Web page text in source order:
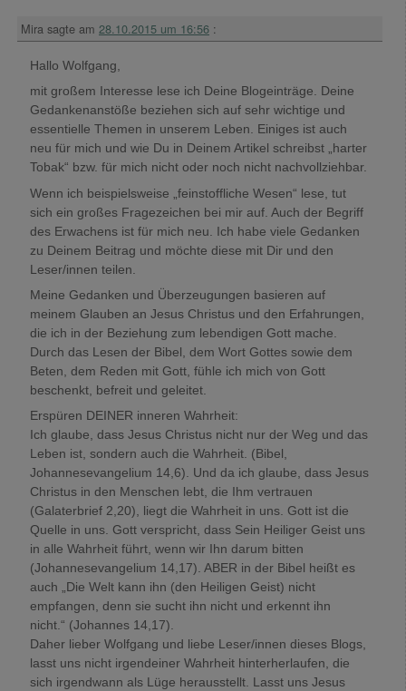
Mira sagte am 28.10.2015 um 16:56 :
Hallo Wolfgang,
mit großem Interesse lese ich Deine Blogeinträge. Deine
Gedankenanstöße beziehen sich auf sehr wichtige und
essentielle Themen in unserem Leben. Einiges ist auch
neu für mich und wie Du in Deinem Artikel schreibst „harter
Tobak“ bzw. für mich nicht oder noch nicht nachvollziehbar.
Wenn ich beispielsweise „feinstoffliche Wesen“ lese, tut
sich ein großes Fragezeichen bei mir auf. Auch der Begriff
des Erwachens ist für mich neu. Ich habe viele Gedanken
zu Deinem Beitrag und möchte diese mit Dir und den
Leser/innen teilen.
Meine Gedanken und Überzeugungen basieren auf
meinem Glauben an Jesus Christus und den Erfahrungen,
die ich in der Beziehung zum lebendigen Gott mache.
Durch das Lesen der Bibel, dem Wort Gottes sowie dem
Beten, dem Reden mit Gott, fühle ich mich von Gott
beschenkt, befreit und geleitet.
Erspüren DEINER inneren Wahrheit:
Ich glaube, dass Jesus Christus nicht nur der Weg und das
Leben ist, sondern auch die Wahrheit. (Bibel,
Johannesevangelium 14,6). Und da ich glaube, dass Jesus
Christus in den Menschen lebt, die Ihm vertrauen
(Galaterbrief 2,20), liegt die Wahrheit in uns. Gott ist die
Quelle in uns. Gott verspricht, dass Sein Heiliger Geist uns
in alle Wahrheit führt, wenn wir Ihn darum bitten
(Johannesevangelium 14,17). ABER in der Bibel heißt es
auch „Die Welt kann ihn (den Heiligen Geist) nicht
empfangen, denn sie sucht ihn nicht und erkennt ihn
nicht.“ (Johannes 14,17).
Daher lieber Wolfgang und liebe Leser/innen dieses Blogs,
lasst uns nicht irgendeiner Wahrheit hinterherlaufen, die
sich irgendwann als Lüge herausstellt. Lasst uns Jesus